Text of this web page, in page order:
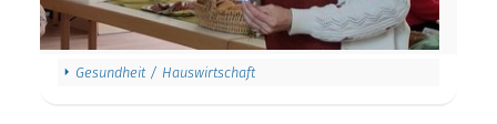
Gesundheit / Hauswirtschaft